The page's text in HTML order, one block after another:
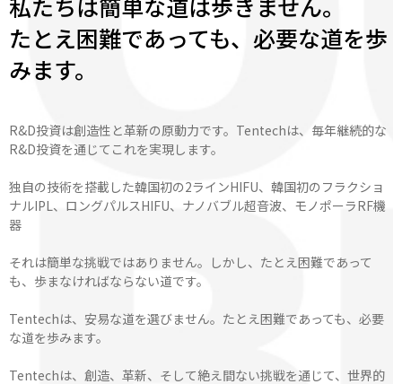
たとえ困難であっても、必要な道を歩
みます。
R&D投資は創造性と革新の原動力です。Tentechは、毎年継続的な
R&D投資を通じてこれを実現します。
独自の技術を搭載した韓国初の2ラインHIFU、韓国初のフラクショ
ナルIPL、ロングパルスHIFU、ナノバブル超音波、モノポーラRF機
器
それは簡単な挑戦ではありません。しかし、たとえ困難であって
も、歩まなければならない道です。
Tentechは、安易な道を選びません。たとえ困難であっても、必要
な道を歩みます。
Tentechは、創造、革新、そして絶え間ない挑戦を通じて、世界的